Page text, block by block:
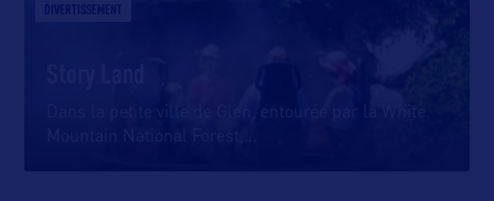
DIVERTISSEMENT
Dans la petite ville de Glen, entourée par la White